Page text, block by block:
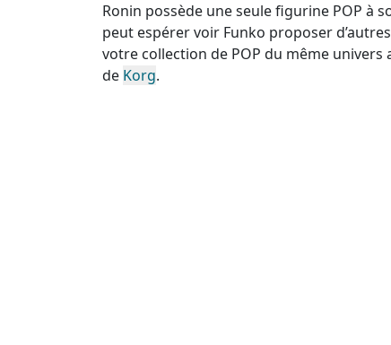
Ronin possède une seule figurine POP à
peut espérer voir Funko proposer
votre collection de POP du même univers
de Korg.